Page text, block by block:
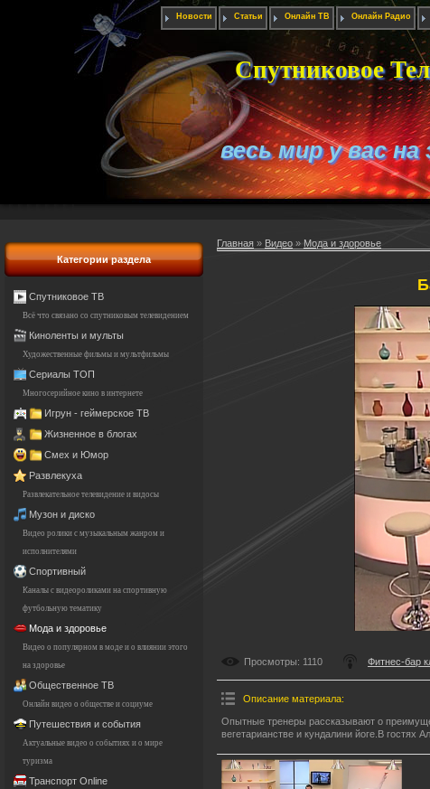
Новости Статьи Онлайн ТВ Онлайн Радио
Спутниковое
весь мир у вас на
Категории раздела
Спутниковое ТВ
Всё что связано со спутниковым телевидением
Киноленты и мульты
Художественные фильмы и мультфильмы
Сериалы ТОП
Многосерийное кино в интернете
Игрун - геймерское ТВ
Жизненное в блогах
Смех и Юмор
Развлекуха
Развлекательное телевидение и видосы
Музон и диско
Видео ролики с музыкальным жанром и
исполнителями
Спортивный
Каналы с видеороликами на спортивную
футбольную тематику
Мода и здоровье
Видео о популярном в моде и о влиянии этого
на здоровье
Общественное ТВ
Онлайн видео о обществе и социуме
Путешествия и события
Актуальные видео о событиях и о мире
туризма
Транспорт Online
Главная » Видео » Мода и здоровье
Просмотры: 1110 Фитнес-бар
Описание материала:
Опытные тренеры рассказывают о
вегетарианстве и кундалини йоге.В гостях